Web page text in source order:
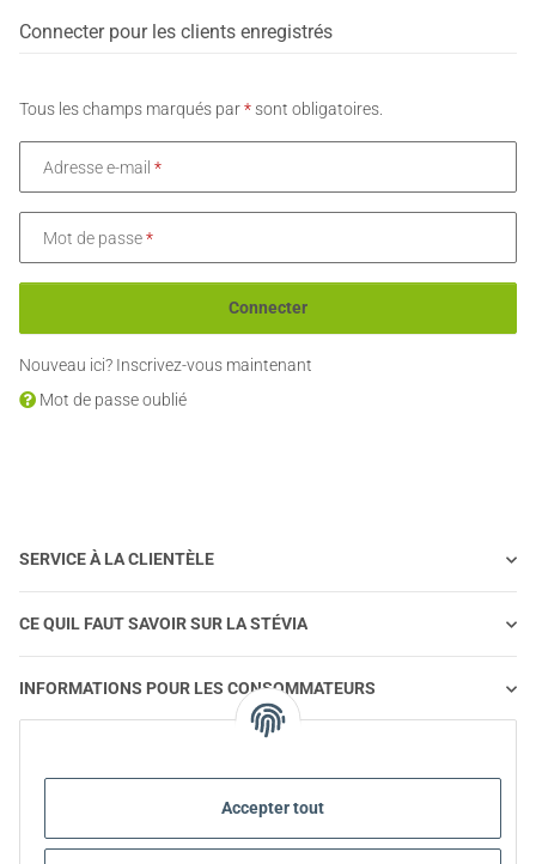
Accepter tout
Connecter pour les clients enregistrés
Tous les champs marqués par* sont obligatoires.
Adresse e-mail
Mot de passe
Connecter
Nouveau ici? Inscrivez-vous maintenant
Mot de passe oublié
SERVICE À LA CLIENTÈLE
CE QUIL FAUT SAVOIR SUR LA STÉVIA
INFORMATIONS POUR LES CONSOMMATEURS
STEVIA | QUESTIONS ET RÉPONSES